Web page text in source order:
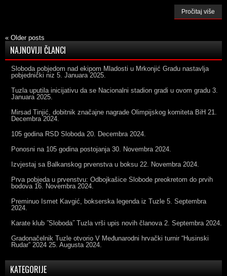
Pročitaj više
« Older posts
NAJNOVIJI ČLANCI
Sloboda pobjedom nad ekipom Mladosti u Mrkonjić Gradu nastavlja
pobjednički niz 5. Januara 2025.
Tuzla uputila inicijativu da se Nacionalni stadion gradi u ovom gradu 3.
Januara 2025.
Mirsad Tinjić, dobitnik značajne nagrade Olimpijskog komiteta BiH 21.
Decembra 2024.
105 godina RSD Sloboda 20. Decembra 2024.
Ponosni na 105 godina postojanja 30. Novembra 2024.
Izvjestaj sa Balkanskog prvenstva u boksu 22. Novembra 2024.
Prva pobjeda u prvenstvu: Odbojkašice Slobode preokretom do prvih
bodova 16. Novembra 2024.
Preminuo Ismet Kavgić, bokserska legenda iz Tuzle 5. Septembra
2024.
Karate klub ˝Sloboda˝ Tuzla vrši upis novih članova 2. Septembra 2024.
Gradonačelnik Tuzle otvorio V Međunarodni hrvački turnir “Husinski
Rudar” 2024 25. Augusta 2024.
KATEGORIJE